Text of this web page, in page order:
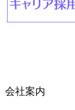
会社案内